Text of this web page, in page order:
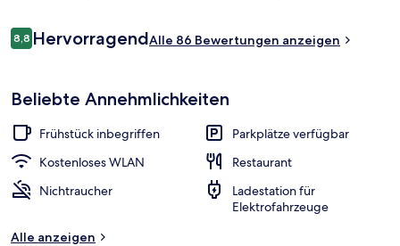
Bewertungen
8,88,8 von 10.
HervorragendAlle 86 Bewertungen anzeigen
Beliebte Annehmlichkeiten
Frühstück inbegriffen
Parkplätze verfügbar
Kostenloses WLAN
Restaurant
Nichtraucher
Ladestation für
Elektrofahrzeuge
Alle anzeigen